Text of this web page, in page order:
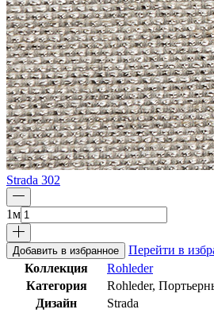
Strada 302
1м
Добавить в избранное
Перейти в
Коллекция
Rohleder
Категория
Rohleder,
Дизайн
Strada